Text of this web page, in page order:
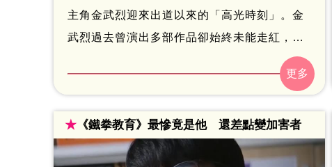
主角金武烈迎來出道以來的「高光時刻」。金
武烈過去曾演出多部作品卻始終未能走紅，甚
至曾在低潮時坐在漢江邊沮喪表示「不想再演
戲了」。如今他終於被世界看見，經紀公司
惜15年的點滴，感動表示：「現在，金武烈的
時代開啟了。」
★《鐵拳教育》最慘竟是他 還差點變加害者